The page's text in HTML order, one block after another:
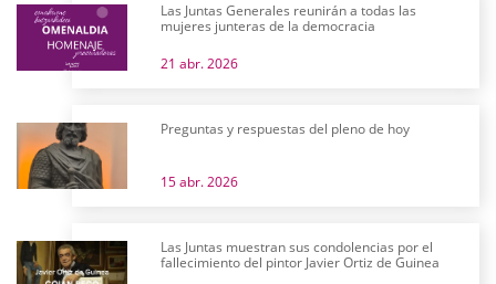
Las Juntas Generales reunirán a todas las
mujeres junteras de la democracia
21 abr. 2026
Preguntas y respuestas del pleno de hoy
15 abr. 2026
Las Juntas muestran sus condolencias por el
fallecimiento del pintor Javier Ortiz de Guinea